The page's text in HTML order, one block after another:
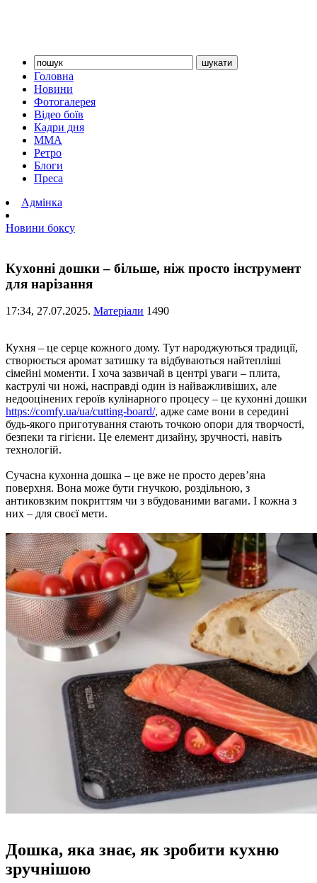
Головна
Новини
Фотогалерея
Відео боїв
Кадри дня
ММА
Ретро
Блоги
Преса
Адмінка
Новини боксу
Кухонні дошки – більше, ніж просто інструмент
для нарізання
17:34, 27.07.2025. Матеріали 1490
Кухня – це серце кожного дому. Тут народжуються традиції,
створюється аромат затишку та відбуваються найтепліші
сімейні моменти. І хоча зазвичай в центрі уваги – плита,
каструлі чи ножі, насправді один із найважливіших, але
недооцінених героїв кулінарного процесу – це кухонні дошки
https://comfy.ua/ua/cutting-board/, адже саме вони в середині
будь-якого приготування стають точкою опори для творчості,
безпеки та гігієни. Це елемент дизайну, зручності, навіть
технологій.
Сучасна кухонна дошка – це вже не просто дерев’яна
поверхня. Вона може бути гнучкою, роздільною, з
антиковзким покриттям чи з вбудованими вагами. І кожна з
них – для своєї мети.
Дошка, яка знає, як зробити кухню
зручнішою